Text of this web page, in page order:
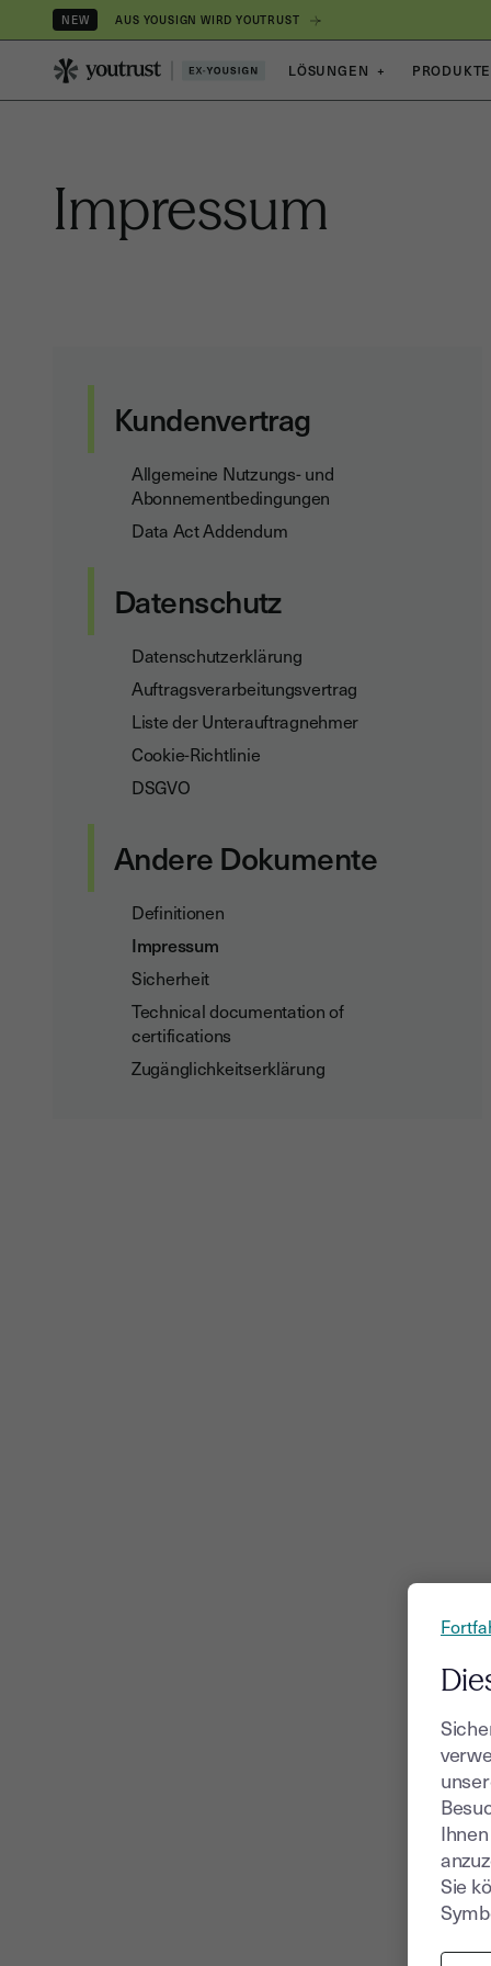
NEW AUS YOUSIGN WIRD YOUTRUST
LÖSUNGEN + PRODUKTE
Impressum
Kundenvertrag
Allgemeine Nutzungs- und
Abonnementbedingungen
Data Act Addendum
Datenschutz
Datenschutzerklärung
Auftragsverarbeitungsvertrag
Liste der Unterauftragnehmer
Cookie-Richtlinie
DSGVO
Andere Dokumente
Definitionen
Impressum
Sicherheit
Technical documentation of
certifications
Zugänglichkeitserklärung
Sie